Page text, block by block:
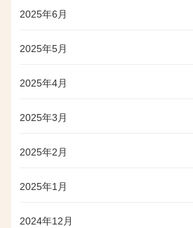
2025年6月
2025年5月
2025年4月
2025年3月
2025年2月
2025年1月
2024年12月